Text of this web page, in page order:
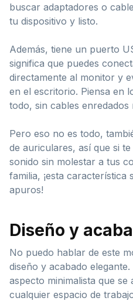
buscar adaptadores o
tu dispositivo y listo.
Además, tiene un puerto
significa que puedes
directamente al monitor y
en el escritorio. Piensa en
todo, sin cables enredados
Pero eso no es todo,
de auriculares, así que si
sonido sin molestar a tus
familia, ¡esta característica
apuros!
Diseño y
No puedo hablar de este
diseño y acabado
aspecto minimalista que
cualquier espacio de